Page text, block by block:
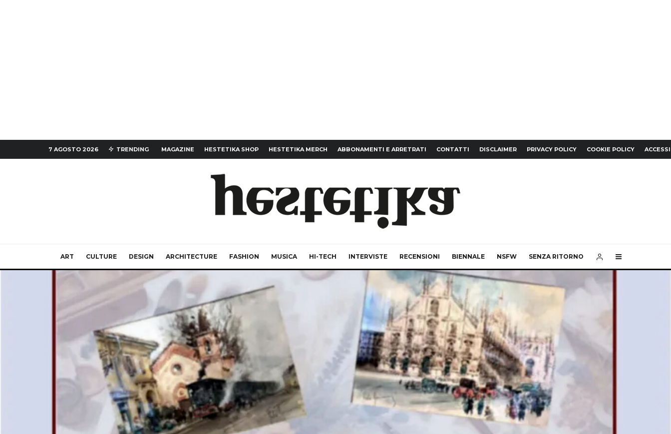
7 AGOSTO 2026 TRENDING MAGAZINE HESTETIKA SHOP HESTETIKA MERCH ABBONAMENTI E ARRETRATI CONTATTI DISCLAIMER PRIVACY POLICY COOKIE POLICY
ART CULTURE DESIGN ARCHITECTURE FASHION MUSICA HI-TECH INTERVISTE RECENSIONI BIENNALE NSFW SENZA RITORNO